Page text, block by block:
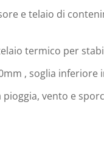
e telaio di
termico per
, soglia
vento e